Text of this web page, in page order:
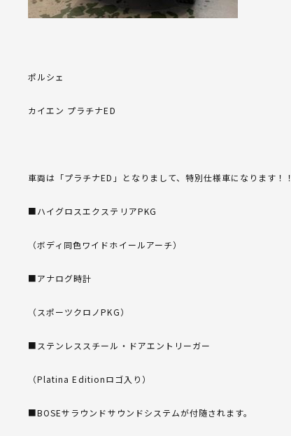
ポルシェ
カイエン プラチナED
車両は「プラチナED」となりまして、特別仕様車になります！！
■ハイグロスエクステリアPKG
（ボディ同色ワイドホイールアーチ）
■アナログ時計
（スポーツクロノPKG）
■ステンレススチール・ドアエントリーガー
（Platina Editionロゴ入り）
■BOSEサラウンドサウンドシステムが付随されます。